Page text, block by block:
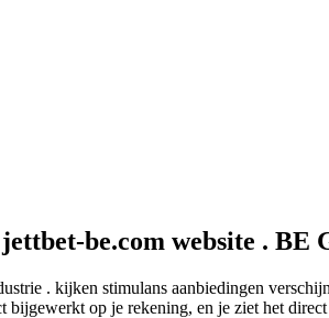
be.com website . BE
. kijken stimulans aanbiedingen
op je rekening, en je ziet het